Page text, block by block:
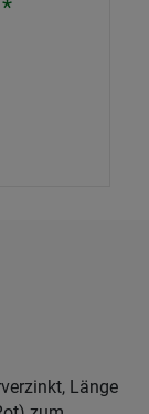
*
Länge